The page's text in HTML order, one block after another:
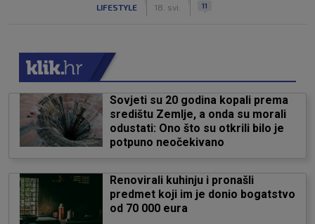
LIFESTYLE 18. svi. 11
Sovjeti su 20 godina kopali prema
središtu Zemlje, a onda su morali
odustati: Ono što su otkrili bilo je
potpuno neočekivano
Renovirali kuhinju i pronašli
predmet koji im je donio bogatstvo
od 70 000 eura